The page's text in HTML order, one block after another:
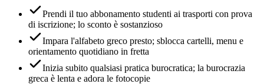
Prendi il tuo abbonamento studenti ai trasporti con prova
di iscrizione; lo sconto è sostanzioso
Impara l'alfabeto greco presto; sblocca cartelli, menu e
orientamento quotidiano in fretta
Inizia subito qualsiasi pratica burocratica; la burocrazia
greca è lenta e adora le fotocopie